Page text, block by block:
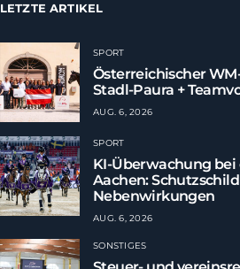
LETZTE ARTIKEL
SPORT
Österreichischer
Stadl-Paura +
AUG. 6, 2026
SPORT
KI-Überwachung bei
Aachen:
Nebenwirkungen
AUG. 6, 2026
SONSTIGES